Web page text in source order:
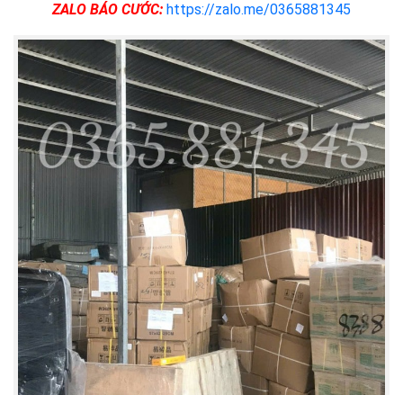
ZALO BÁO CƯỚC: https://zalo.me/0365881345